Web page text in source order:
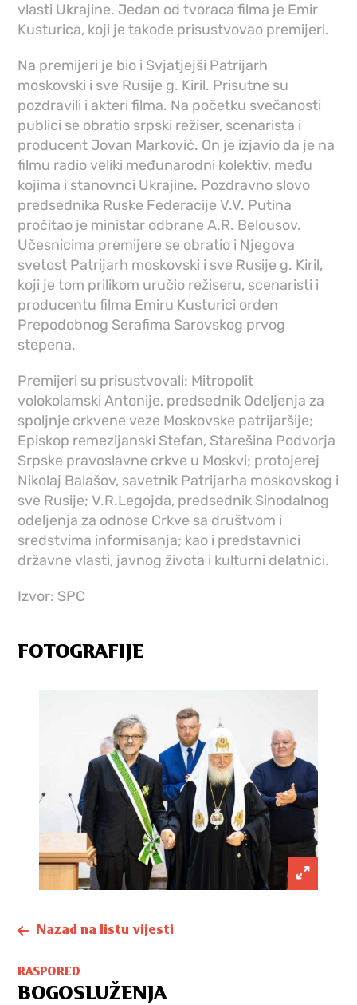
vlasti Ukrajine. Jedan od tvoraca filma je Emir
Kusturica, koji je takođe prisustvovao premijeri.
Na premijeri je bio i Svjatjejši Patrijarh
moskovski i sve Rusije g. Kiril. Prisutne su
pozdravili i akteri filma. Na početku svečanosti
publici se obratio srpski režiser, scenarista i
producent Jovan Marković. On je izjavio da je na
filmu radio veliki međunarodni kolektiv, među
kojima i stanovnci Ukrajine. Pozdravno slovo
predsednika Ruske Federacije V.V. Putina
pročitao je ministar odbrane A.R. Belousov.
Učesnicima premijere se obratio i Njegova
svetost Patrijarh moskovski i sve Rusije g. Kiril,
koji je tom prilikom uručio režiseru, scenaristi i
producentu filma Emiru Kusturici orden
Prepodobnog Serafima Sarovskog prvog
stepena.
Premijeri su prisustvovali: Mitropolit
volokolamski Antonije, predsednik Odeljenja za
spoljnje crkvene veze Moskovske patrijaršije;
Episkop remezijanski Stefan, Starešina Podvorja
Srpske pravoslavne crkve u Moskvi; protojerej
Nikolaj Balašov, savetnik Patrijarha moskovskog i
sve Rusije; V.R.Legojda, predsednik Sinodalnog
odeljenja za odnose Crkve sa društvom i
sredstvima informisanja; kao i predstavnici
državne vlasti, javnog života i kulturni delatnici.
Izvor: SPC
FOTOGRAFIJE
Nazad na listu vijesti
RASPORED
BOGOSLUŽENJA